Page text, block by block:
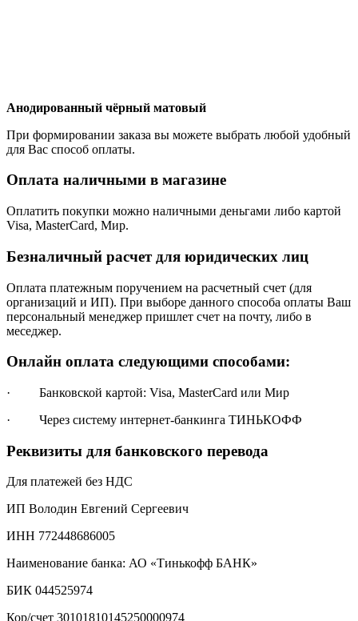
Анодированный чёрный матовый
При формировании заказа вы можете выбрать любой удобный
для Вас способ оплаты.
Оплата наличными в магазине
Оплатить покупки можно наличными деньгами либо картой
Visa, MasterCard, Мир.
Безналичный расчет для юридических лиц
Оплата платежным поручением на расчетный счет (для
организаций и ИП). При выборе данного способа оплаты Ваш
персональный менеджер пришлет счет на почту, либо в
меседжер.
Онлайн оплата следующими способами:
· Банковской картой: Visa, MasterCard или Мир
· Через систему интернет-банкинга ТИНЬКОФФ
Реквизиты для банковского перевода
Для платежей без НДС
ИП Володин Евгений Сергеевич
ИНН 772448686005
Наименование банка: АО «Тинькофф БАНК»
БИК 044525974
Кор/счет 30101810145250000974